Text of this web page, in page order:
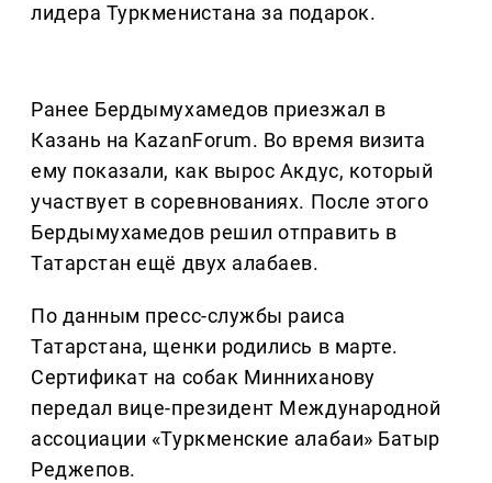
лидера Туркменистана за подарок.
Ранее Бердымухамедов приезжал в
Казань на KazanForum. Во время визита
ему показали, как вырос Акдус, который
участвует в соревнованиях. После этого
Бердымухамедов решил отправить в
Татарстан ещё двух алабаев.
По данным пресс-службы раиса
Татарстана, щенки родились в марте.
Сертификат на собак Минниханову
передал вице-президент Международной
ассоциации «Туркменские алабаи» Батыр
Реджепов.